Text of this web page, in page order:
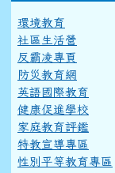
環境教育
社區生活營
反霸凌專頁
防災教育網
英語國際教育
健康促進學校
家庭教育評鑑
特教宣導專區
性別平等教育專區